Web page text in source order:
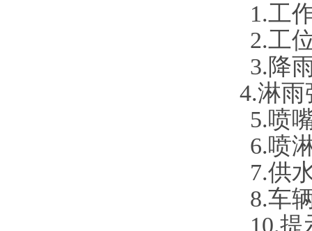
1.工
2.工
3.降
4.淋
5.喷
6.喷
7.供
8.车
10.提